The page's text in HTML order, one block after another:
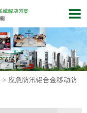

> 应急防汛铝合金移动防